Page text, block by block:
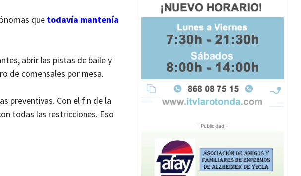
que todavía mantenía
abrir las pistas de baile y
de comensales por mesa.
preventivas. Con el fin de la
todas las restricciones. Eso
- Publicidad -